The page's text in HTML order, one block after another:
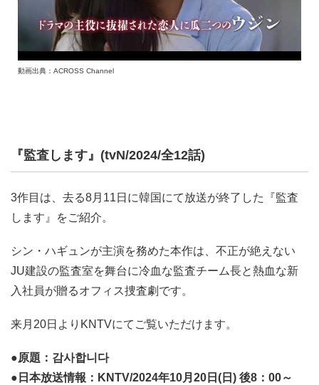
動画出典：ACROSS Channel
『監査します』(tvN/2024/全12話)
3作目は、去る8月11日に韓国にて放送が終了した『監査
します』をご紹介。
シン・ハギュンが主演を務めた本作は、不正が絶えない
JU建設の監査室を舞台に冷血な監査チーム長と熱血な新
入社員が贈るオフィス捜査劇です。
来月20日よりKNTVにてご覧いただけます。
●原題：감사합니다
●日本放送情報：KNTV/2024年10月20日(日) 後8：00～